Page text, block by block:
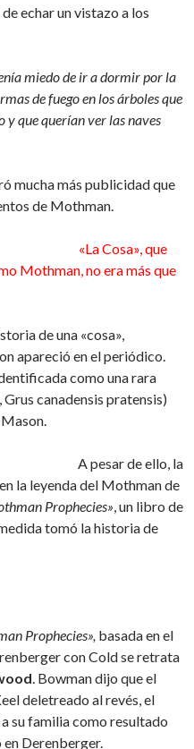
echar un vistazo a los
miedo de ir a dormir por la
de fuego en los árboles que
y que querían ver las naves
mucha más publicidad que
de Mothman.
«La Cosa», que
Mothman, no era más que
de una «cosa»,
apareció en el periódico.
como una rara
canadensis pratensis)
A pesar de ello, la
la leyenda del Mothman de
Prophecies», un libro de
tomó la historia de
Prophecies», basada en el
con Cold se retrata
. Bowman dijo que el
deletreado al revés, el
su familia como resultado
en Derenberger.